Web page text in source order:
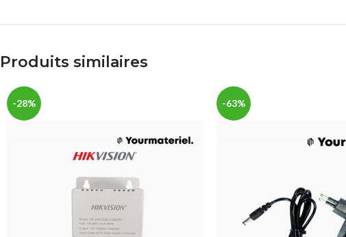
Produits similaires
-28% -63%